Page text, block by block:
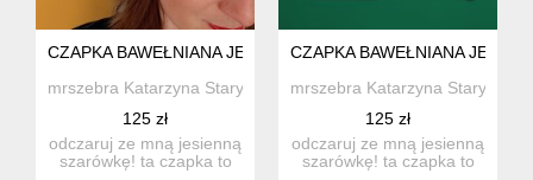
CZAPKA BAWEŁNIANA JESIENNA KWIATOWA
mrszebra Katarzyna Staryk
125 zł
odczaruj ze mną jesienną
szarówkę! ta czapka to
CZAPKA BAWEŁNIANA
mrszebra Katarzyna Staryk
125 zł
odczaruj ze mną jesienną
szarówkę! ta czapka to